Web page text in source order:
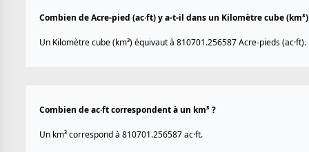
Combien de Acre-pied (ac·ft) y a-t-il dans un Kilomètre cube (km³)
Un Kilomètre cube (km³) équivaut à 810701.256587 Acre-pieds (ac·ft).
Combien de ac·ft correspondent à un km³ ?
Un km³ correspond à 810701.256587 ac·ft.